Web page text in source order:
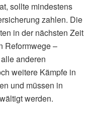
sollte mindestens
zahlen. Die
in der nächsten Zeit
Reformwege –
anderen
weitere Kämpfe in
und müssen in
werden.